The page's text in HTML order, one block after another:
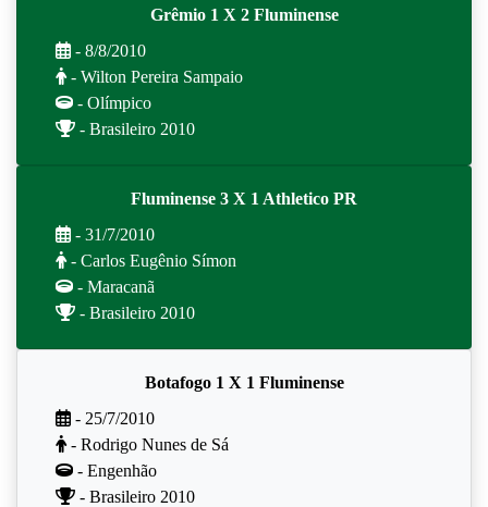
Grêmio 1 X 2 Fluminense
- 8/8/2010
- Wilton Pereira Sampaio
- Olímpico
- Brasileiro 2010
Fluminense 3 X 1 Athletico PR
- 31/7/2010
- Carlos Eugênio Símon
- Maracanã
- Brasileiro 2010
Botafogo 1 X 1 Fluminense
- 25/7/2010
- Rodrigo Nunes de Sá
- Engenhão
- Brasileiro 2010